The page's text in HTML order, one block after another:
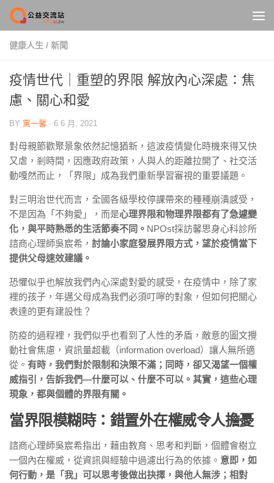
Skip to content
健康人生 / 新聞
疫情世代｜重塑的界限 解放內心深處：焦
慮、關心和愛
BY 黨一馨 · 6 6 月, 2021
對母親節歡聚景象依然記憶猶新，這波疫情變化時機來得又快
又虐，剎時間，因應政府政策，人與人的距離拉開了、社交活
動嘎然而止，「界限」成為我們重新學習審視的重要議題。
對三明治世代而言，全國各級學校停課帶來的種種崩潰感受，
不是因為「不夠愛」，而是心理界限和物理界限都有了急遽變
化，與平時熟悉的生活節奏不同。 NPOst採訪馨思身心科診所
諮商心理師吳宸希， 討論小家庭發展界限方式，望於疫情當下
提供父母速效建議。
恐懼似乎也解放我們內心深處對愛的感受，在疫情中，除了家
裡的孩子，年邁父母成為我們必須叮嚀的對象，但如何把關心
表達的更有建設性？
防疫的過程裡，我們似乎也看到了人性的矛盾，敵意的圖文攪
動社會焦慮，資訊量超載（information overload）讓人無所適
從。 有時，我們對於限制和決策不滿；同時，卻又渴望一個權
威指引，告訴我們—什麼可以、什麼不可以。其實，這些心理
現象，都與個體的界限有關。
當界限模糊時：錯置外在權威令人擔憂
諮商心理師吳宸希指出，藉由教育、思考和判斷，個體會樹立
一個內在權威，從資訊與經驗中過濾出行為的依據。 意即，如
何行動，是「我」可以思考後做出抉擇，與他人無涉；相對